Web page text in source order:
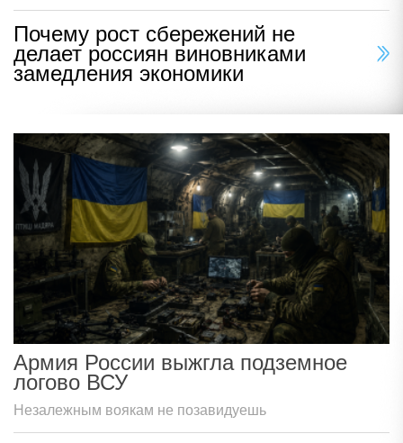
Почему рост сбережений не
делает россиян виновниками
замедления экономики
Армия России выжгла подземное
логово ВСУ
Незалежным воякам не позавидуешь